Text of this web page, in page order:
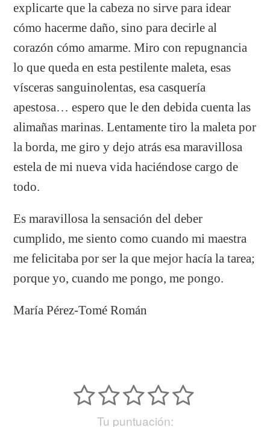
explicarte que la cabeza no sirve para idear
cómo hacerme daño, sino para decirle al
corazón cómo amarme. Miro con repugnancia
lo que queda en esta pestilente maleta, esas
vísceras sanguinolentas, esa casquería
apestosa… espero que le den debida cuenta las
alimañas marinas. Lentamente tiro la maleta por
la borda, me giro y dejo atrás esa maravillosa
estela de mi nueva vida haciéndose cargo de
todo.
Es maravillosa la sensación del deber
cumplido, me siento como cuando mi maestra
me felicitaba por ser la que mejor hacía la tarea;
porque yo, cuando me pongo, me pongo.
María Pérez-Tomé Román
Tu puntuación: